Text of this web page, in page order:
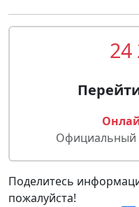
24
Официальный
Поделитесь
пожалуйста!